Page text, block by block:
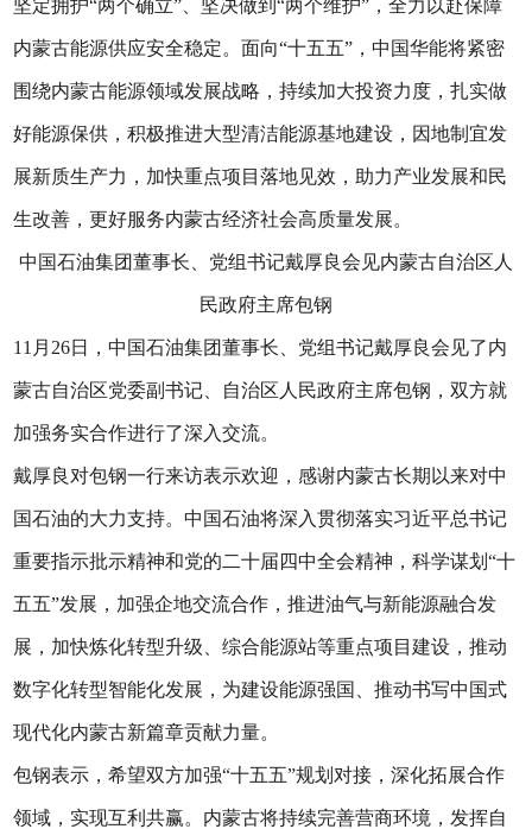
坚定拥护“两个确立”、坚决做到“两个维护”，全力以赴保障
内蒙古能源供应安全稳定。面向“十五五”，中国华能将紧密
围绕内蒙古能源领域发展战略，持续加大投资力度，扎实做
好能源保供，积极推进大型清洁能源基地建设，因地制宜发
展新质生产力，加快重点项目落地见效，助力产业发展和民
生改善，更好服务内蒙古经济社会高质量发展。
中国石油集团董事长、党组书记戴厚良会见内蒙古自治区人
民政府主席包钢
11月26日，中国石油集团董事长、党组书记戴厚良会见了内
蒙古自治区党委副书记、自治区人民政府主席包钢，双方就
加强务实合作进行了深入交流。
戴厚良对包钢一行来访表示欢迎，感谢内蒙古长期以来对中
国石油的大力支持。中国石油将深入贯彻落实习近平总书记
重要指示批示精神和党的二十届四中全会精神，科学谋划“十
五五”发展，加强企地交流合作，推进油气与新能源融合发
展，加快炼化转型升级、综合能源站等重点项目建设，推动
数字化转型智能化发展，为建设能源强国、推动书写中国式
现代化内蒙古新篇章贡献力量。
包钢表示，希望双方加强“十五五”规划对接，深化拓展合作
领域，实现互利共赢。内蒙古将持续完善营商环境，发挥自